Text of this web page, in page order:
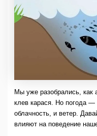
Мы уже разобрались, как
клев карася. Но погода —
облачность, и ветер.
влияют на поведение